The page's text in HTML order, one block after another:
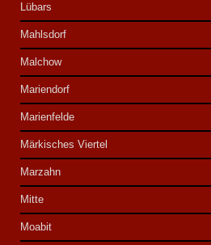
Lübars
Mahlsdorf
Malchow
Mariendorf
Marienfelde
Märkisches Viertel
Marzahn
Mitte
Moabit